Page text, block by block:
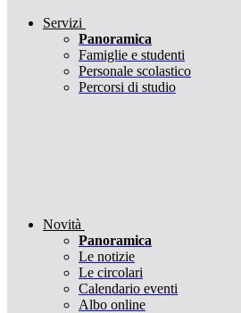
Servizi
Panoramica
Famiglie e studenti
Personale scolastico
Percorsi di studio
Novità
Panoramica
Le notizie
Le circolari
Calendario eventi
Albo online